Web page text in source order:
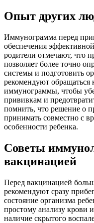
Опыт других
Иммунограмма перед
обеспечения
родители отмечают, что
позволяет более точно
системы и подготовить
рекомендуют обращаться
иммунограммы, чтобы
прививкам и
помнить, что решение о
принимать совместно с
особенности ребенка.
Советы
вакцинацией
Перед вакцинацией
рекомендуют сразу
состояние организма
простому анализу крови
наличие скрытого